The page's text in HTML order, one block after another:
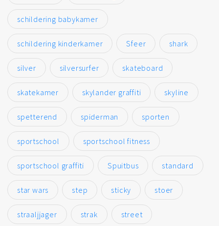
schildering babykamer
schildering kinderkamer Sfeer shark
silver silversurfer skateboard
skatekamer skylander graffiti skyline
spetterend spiderman sporten
sportschool sportschool fitness
sportschool graffiti Spuitbus standard
star wars step sticky stoer
straaljjager strak street